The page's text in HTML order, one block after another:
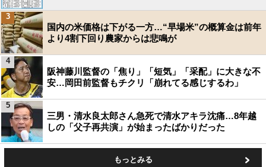
国内の米価格は下がる一方…“早場米”の概算金は前年
より4割下回り農家からは悲鳴が
3
阪神藤川監督の「焦り」「短気」「采配」に大きな不
安…岡田前監督もチクリ「崩れてる感じするわ」
4
三男・清水良太郎さん急死で清水アキラ沈痛…8年越
しの「父子再共演」が始まったばかりだった
5
もっとみる